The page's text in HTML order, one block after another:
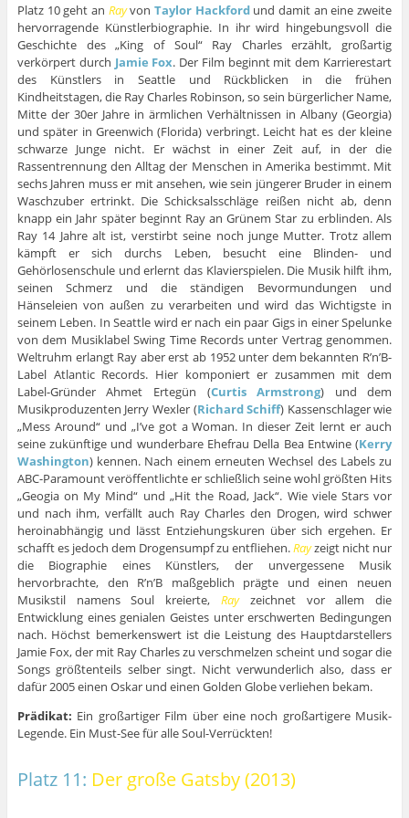
Platz 10 geht an RayvonTaylor Hackfordund damit an eine zweite
hervorragende Künstlerbiographie. In ihr wird hingebungsvoll die
Geschichte des „King of Soul“ Ray Charles erzählt, großartig
verkörpert durch Jamie Fox. Der Film beginnt mit dem Karrierestart
des Künstlers in Seattle und Rückblicken in die frühen
Kindheitstagen, die Ray Charles Robinson, so sein bürgerlicher Name,
Mitte der 30er Jahre in ärmlichen Verhältnissen in Albany (Georgia)
und später in Greenwich (Florida) verbringt. Leicht hat es der kleine
schwarze Junge nicht. Er wächst in einer Zeit auf, in der die
Rassentrennung den Alltag der Menschen in Amerika bestimmt. Mit
sechs Jahren muss er mit ansehen, wie sein jüngerer Bruder in einem
Waschzuber ertrinkt. Die Schicksalsschläge reißen nicht ab, denn
knapp ein Jahr später beginnt Ray an Grünem Star zu erblinden. Als
Ray 14 Jahre alt ist, verstirbt seine noch junge Mutter. Trotz allem
kämpft er sich durchs Leben, besucht eine Blinden- und
Gehörlosenschule und erlernt das Klavierspielen. Die Musik hilft ihm,
seinen Schmerz und die ständigen Bevormundungen und
Hänseleien von außen zu verarbeiten und wird das Wichtigste in
seinem Leben. In Seattle wird er nach ein paar Gigs in einer Spelunke
von dem Musiklabel Swing Time Records unter Vertrag genommen.
Weltruhm erlangt Ray aber erst ab 1952 unter dem bekannten R’n’B-
Label Atlantic Records. Hier komponiert er zusammen mit dem
Label-Gründer Ahmet Ertegün (Curtis Armstrong) und dem
Musikproduzenten Jerry Wexler (Richard Schiff) Kassenschlager wie
„Mess Around“ und „I’ve got a Woman. In dieser Zeit lernt er auch
seine zukünftige und wunderbare Ehefrau Della Bea Entwine (Kerry
Washington) kennen. Nach einem erneuten Wechsel des Labels zu
ABC-Paramount veröffentlichte er schließlich seine wohl größten Hits
„Geogia on My Mind“ und „Hit the Road, Jack“. Wie viele Stars vor
und nach ihm, verfällt auch Ray Charles den Drogen, wird schwer
heroinabhängig und lässt Entziehungskuren über sich ergehen. Er
schafft es jedoch dem Drogensumpf zu entfliehen.Rayzeigt nicht nur
die Biographie eines Künstlers, der unvergessene Musik
hervorbrachte, den R’n’B maßgeblich prägte und einen neuen
Musikstil namens Soul kreierte, Ray
zeichnet vor allem die
Entwicklung eines genialen Geistes unter erschwerten Bedingungen
nach. Höchst bemerkenswert ist die Leistung des Hauptdarstellers
Jamie Fox, der mit Ray Charles zu verschmelzen scheint und sogar die
Songs größtenteils selber singt. Nicht verwunderlich also, dass er
dafür 2005 einen Oskar und einen Golden Globe verliehen bekam.
Prädikat: Ein großartiger Film über eine noch großartigere Musik-
Legende. Ein Must-See für alle Soul-Verrückten!
Platz 11: Der große Gatsby (2013)